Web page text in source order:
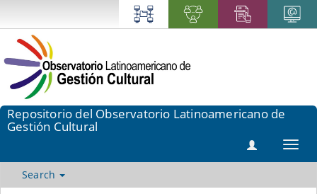
Repositorio del Observatorio Latinoamericano de
Gestión Cultural
Search